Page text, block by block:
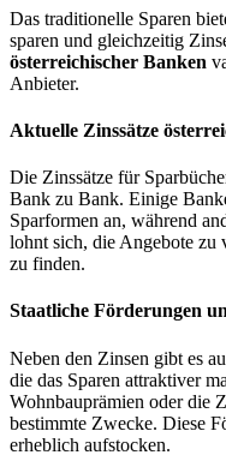
Das traditionelle Sparen
sparen und gleichzeitig
österreichischer Banken
Anbieter.
Aktuelle Zinssätze
Die Zinssätze für
Bank zu Bank. Einige
Sparformen an, während
lohnt sich, die Angebote zu
zu finden.
Staatliche Förderungen
Neben den Zinsen gibt es
die das Sparen attraktiver
Wohnbauprämien oder die
bestimmte Zwecke. Diese
erheblich aufstocken.